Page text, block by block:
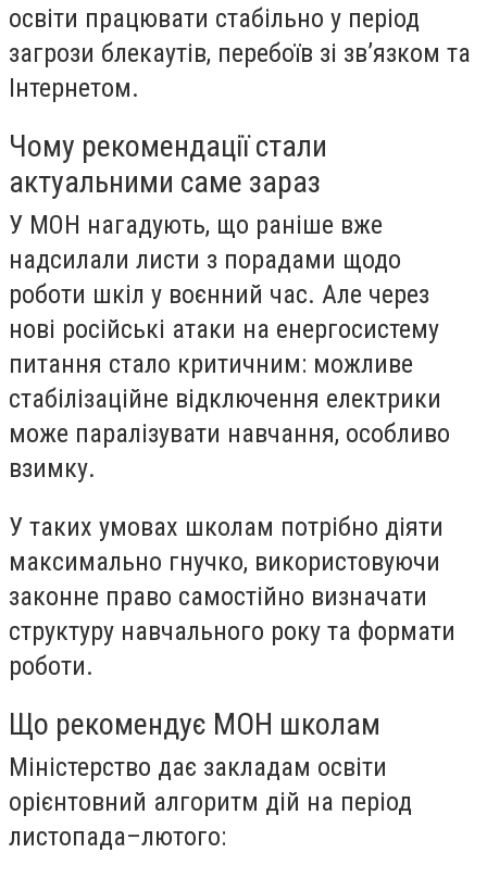
освіти працювати стабільно у період
загрози блекаутів, перебоїв зі зв’язком та
Інтернетом.
Чому рекомендації стали
актуальними саме зараз
У МОН нагадують, що раніше вже
надсилали листи з порадами щодо
роботи шкіл у воєнний час. Але через
нові російські атаки на енергосистему
питання стало критичним: можливе
стабілізаційне відключення електрики
може паралізувати навчання, особливо
взимку.
У таких умовах школам потрібно діяти
максимально гнучко, використовуючи
законне право самостійно визначати
структуру навчального року та формати
роботи.
Що рекомендує МОН школам
Міністерство дає закладам освіти
орієнтовний алгоритм дій на період
листопада–лютого: